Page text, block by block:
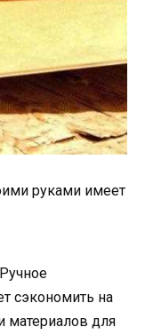
руками имеет
сэкономить на
материалов для